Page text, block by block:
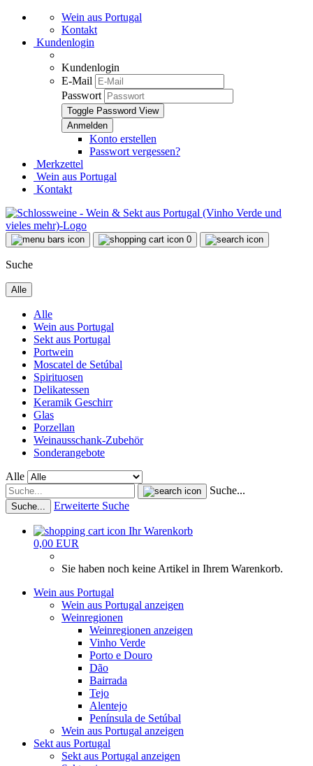
Wein aus Portugal
Kontakt
Kundenlogin
Kundenlogin
E-Mail
Passwort
Toggle Password View
Konto erstellen
Passwort vergessen?
Merkzettel
Wein aus Portugal
Kontakt
0
Suche
Alle
Alle
Wein aus Portugal
Sekt aus Portugal
Portwein
Moscatel de Setúbal
Spirituosen
Delikatessen
Keramik Geschirr
Glas
Porzellan
Weinausschank-Zubehör
Sonderangebote
Alle
Suche...
Suche... Erweiterte Suche
Ihr Warenkorb
0,00 EUR
Sie haben noch keine Artikel in Ihrem Warenkorb.
Wein aus Portugal
Wein aus Portugal anzeigen
Weinregionen
Weinregionen anzeigen
Vinho Verde
Porto e Douro
Dão
Bairrada
Tejo
Alentejo
Península de Setúbal
Wein aus Portugal anzeigen
Sekt aus Portugal
Sekt aus Portugal anzeigen